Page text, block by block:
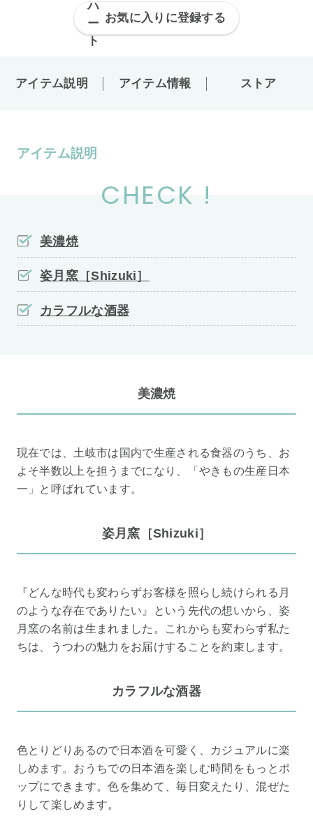
お気に入りに登録する
アイテム説明 アイテム情報 ストア
アイテム説明
CHECK !
美濃焼
姿月窯［Shizuki］
カラフルな酒器
美濃焼
現在では、土岐市は国内で生産される食器のうち、お
よそ半数以上を担うまでになり、「やきもの生産日本
一」と呼ばれています。
姿月窯［Shizuki］
『どんな時代も変わらずお客様を照らし続けられる月
のような存在でありたい』という先代の想いから、姿
月窯の名前は生まれました。これからも変わらず私た
ちは、うつわの魅力をお届けすることを約束します。
カラフルな酒器
色とりどりあるので日本酒を可愛く、カジュアルに楽
しめます。おうちでの日本酒を楽しむ時間をもっとポ
ップにできます。色を集めて、毎日変えたり、混ぜた
りして楽しめます。